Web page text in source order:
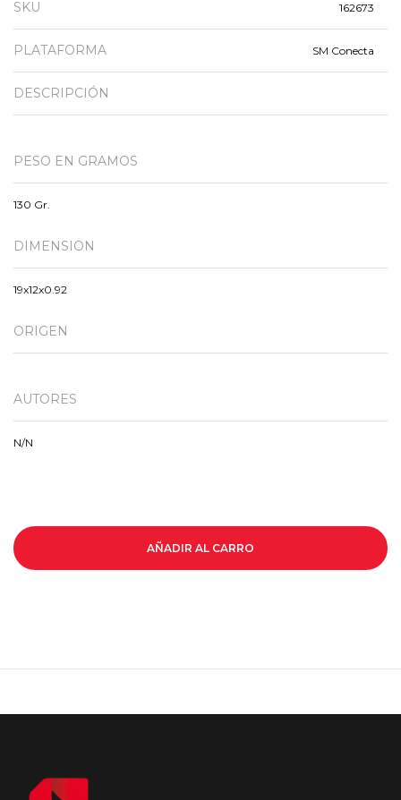
SKU 162673
PLATAFORMA SM Conecta
DESCRIPCIÓN
PESO EN GRAMOS
130 Gr.
DIMENSION
19x12x0.92
ORIGEN
AUTORES
N/N
AÑADIR AL CARRO